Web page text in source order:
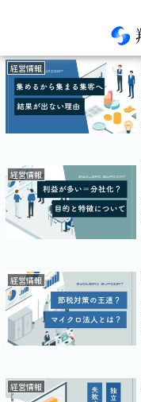
経営情報
経営情報
経営情報
経営情報